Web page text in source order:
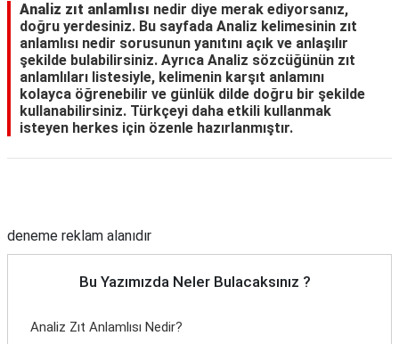
Analiz zıt anlamlısı nedir diye merak ediyorsanız,
doğru yerdesiniz. Bu sayfada Analiz kelimesinin zıt
anlamlısı nedir sorusunun yanıtını açık ve anlaşılır
şekilde bulabilirsiniz. Ayrıca Analiz sözcüğünün zıt
anlamlıları listesiyle, kelimenin karşıt anlamını
kolayca öğrenebilir ve günlük dilde doğru bir şekilde
kullanabilirsiniz. Türkçeyi daha etkili kullanmak
isteyen herkes için özenle hazırlanmıştır.
deneme reklam alanıdır
Bu Yazımızda Neler Bulacaksınız ?
Analiz Zıt Anlamlısı Nedir?